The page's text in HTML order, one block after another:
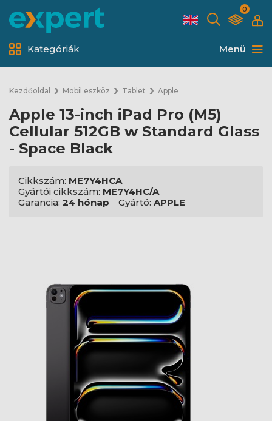
0
Menü
Kategóriák
Kezdőoldal Mobil eszköz Tablet Apple
Apple 13-inch iPad Pro (M5)
Cellular 512GB w Standard Glass
- Space Black
Cikkszám: ME7Y4HCA
Gyártói cikkszám: ME7Y4HC/A
Garancia: 24 hónap Gyártó: APPLE